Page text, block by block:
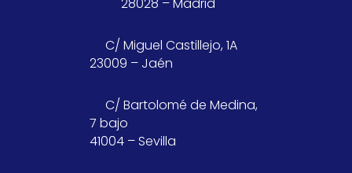
C/ Miguel Castillejo, 1A
23009 – Jaén
C/ Bartolomé de Medina,
7 bajo
41004 – Sevilla